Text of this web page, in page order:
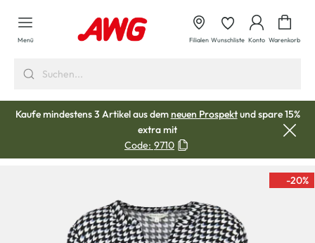
springen
Menü Filialen Wunschliste Konto Warenkorb
Kaufe mindestens 3 Artikel aus demneuen Prospektund spare 15%
extra mit
Code: 9710
-20%